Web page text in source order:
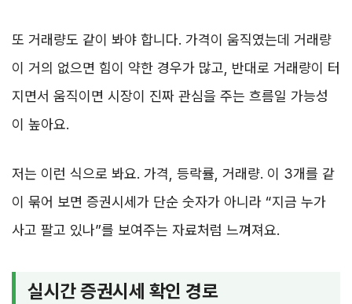
또 거래량도 같이 봐야 합니다. 가격이 움직였는데 거래량
이 거의 없으면 힘이 약한 경우가 많고, 반대로 거래량이 터
지면서 움직이면 시장이 진짜 관심을 주는 흐름일 가능성
이 높아요.
저는 이런 식으로 봐요. 가격, 등락률, 거래량. 이 3개를 같
이 묶어 보면 증권시세가 단순 숫자가 아니라 “지금 누가
사고 팔고 있나”를 보여주는 자료처럼 느껴져요.
실시간 증권시세 확인 경로